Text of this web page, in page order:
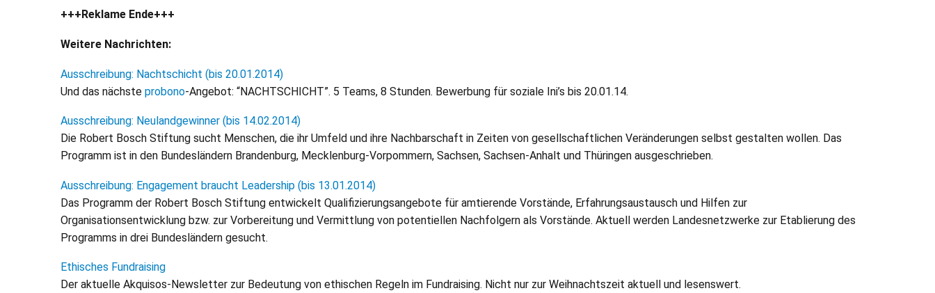
+++Reklame Ende+++
Weitere Nachrichten:
Ausschreibung: Nachtschicht (bis 20.01.2014)
Und das nächste probono-Angebot: “NACHTSCHICHT”. 5 Teams, 8 Stunden. Bewerbung für soziale Ini’s bis 20.01.14.
Ausschreibung: Neulandgewinner (bis 14.02.2014)
Die Robert Bosch Stiftung sucht Menschen, die ihr Umfeld und ihre Nachbarschaft in Zeiten von gesellschaftlichen Veränderungen selbst gestalten wollen. Das
Programm ist in den Bundesländern Brandenburg, Mecklenburg-Vorpommern, Sachsen, Sachsen-Anhalt und Thüringen ausgeschrieben.
Ausschreibung: Engagement braucht Leadership (bis 13.01.2014)
Das Programm der Robert Bosch Stiftung entwickelt Qualifizierungsangebote für amtierende Vorstände, Erfahrungsaustausch und Hilfen zur
Organisationsentwicklung bzw. zur Vorbereitung und Vermittlung von potentiellen Nachfolgern als Vorstände. Aktuell werden Landesnetzwerke zur Etablierung des
Programms in drei Bundesländern gesucht.
Ethisches Fundraising
Der aktuelle Akquisos-Newsletter zur Bedeutung von ethischen Regeln im Fundraising. Nicht nur zur Weihnachtszeit aktuell und lesenswert.